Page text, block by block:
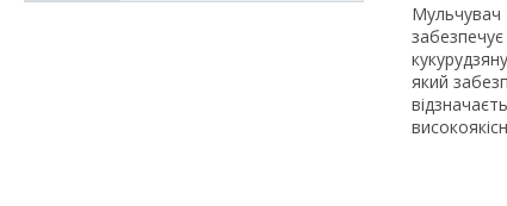
Мульчувач
який